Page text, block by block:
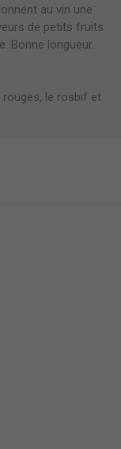
au vin une
de petits fruits
Bonne longueur.
rouges, le rosbif et